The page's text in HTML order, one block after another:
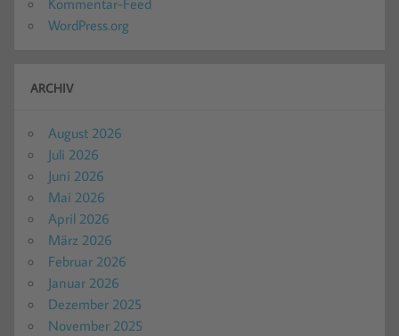
Kommentar-Feed
WordPress.org
ARCHIV
August 2026
Juli 2026
Juni 2026
Mai 2026
April 2026
März 2026
Februar 2026
Januar 2026
Dezember 2025
November 2025